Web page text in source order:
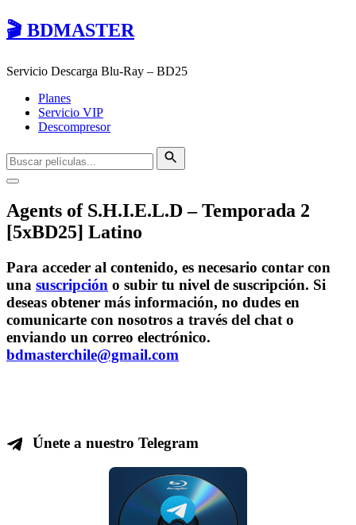
🎬 BDMASTER
Servicio Descarga Blu-Ray – BD25
Planes
Servicio VIP
Descompresor
Agents of S.H.I.E.L.D – Temporada 2
[5xBD25] Latino
Para acceder al contenido, es necesario contar con
una suscripción o subir tu nivel de suscripción. Si
deseas obtener más información, no dudes en
comunicarte con nosotros a través del chat o
enviando un correo electrónico.
bdmasterchile@gmail.com
Únete a nuestro Telegram